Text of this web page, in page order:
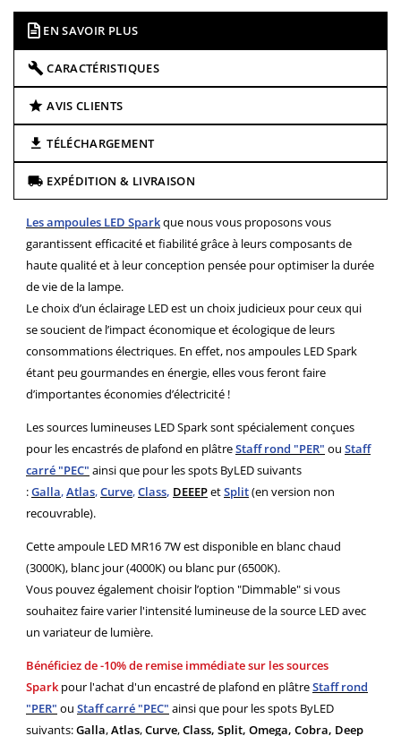
EN SAVOIR PLUS
CARACTÉRISTIQUES
AVIS CLIENTS
TÉLÉCHARGEMENT
EXPÉDITION & LIVRAISON
Les ampoules LED Sparkque nous vous proposons vous
garantissent efficacité et fiabilité grâce à leurs composants de
haute qualité et à leur conception pensée pour optimiser la durée
de vie de la lampe.
Le choix d’un éclairage LED est un choix judicieux pour ceux qui
se soucient de l’impact économique et écologique de leurs
consommations électriques. En effet, nos ampoules LED Spark
étant peu gourmandes en énergie, elles vous feront faire
d’importantes économies d’électricité !
Les sources lumineuses LED Spark sont spécialement conçues
pour lesencastrés de plafond en plâtreStaffrond "PER" ou Staff
carré "PEC" ainsi que pour les spots ByLED suivants
:Galla,Atlas,Curve,Class, DEEEPetSplit(en version non
recouvrable).
Cette ampoule LED MR16 7W est disponible en blanc chaud
(3000K), blanc jour (4000K) ou blanc pur (6500K).
Vous pouvez également choisir l’option "Dimmable" si vous
souhaitez faire varier l'intensité lumineuse de la source LED avec
un variateur de lumière.
Bénéficiez de -10% de remise immédiate sur les sources
Spark pour l'achat d'un encastré de plafond en plâtreStaffrond
"PER" ou Staff carré "PEC" ainsi que pour les spots ByLED
suivants:Galla,Atlas,Curve,Class, Split, Omega, Cobra, Deep